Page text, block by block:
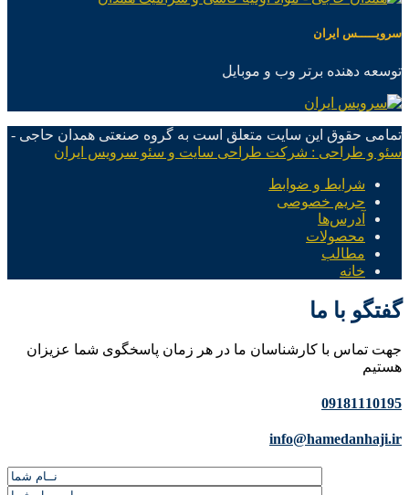
سرویـــــس ایران
توسعه دهنده برتر وب و موبایل
تمامی حقوق این سایت متعلق است به گروه صنعتی همدان حاجی -
سئو و طراحی : شرکت طراحی سایت و سئو سرویس ایران
شرایط و ضوابط
حریم خصوصی
آدرس‌ها
محصولات
مطالب
خانه
گفتگو با ما
جهت تماس با کارشناسان ما در هر زمان پاسخگوی شما عزیزان
هستیم
09181110195
info@hamedanhaji.ir